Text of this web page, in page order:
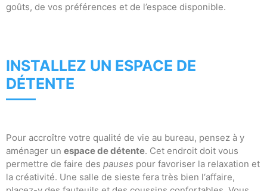
goûts, de vos préférences et de l’espace disponible.
INSTALLEZ UN ESPACE DE
DÉTENTE
Pour accroître votre qualité de vie au bureau, pensez à y
aménager un espace de détente. Cet endroit doit vous
permettre de faire des pauses pour favoriser la relaxation et
la créativité. Une salle de sieste fera très bien l‘affaire,